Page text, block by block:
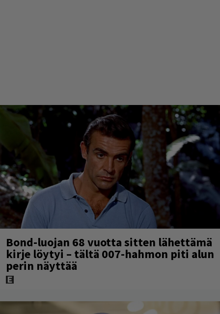
Bond-luojan 68 vuotta sitten lähettämä
kirje löytyi – tältä 007-hahmon piti alun
perin näyttää